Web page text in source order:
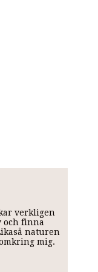
verkligen
och finna
naturen
mig.